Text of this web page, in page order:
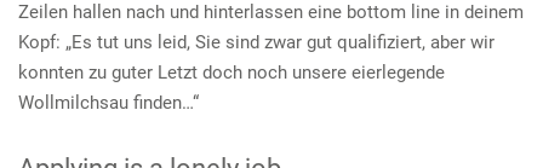
Zeilen hallen nach und hinterlassen eine bottom line in deinem
Kopf: „Es tut uns leid, Sie sind zwar gut qualifiziert, aber wir
konnten zu guter Letzt doch noch unsere eierlegende
Wollmilchsau finden…“